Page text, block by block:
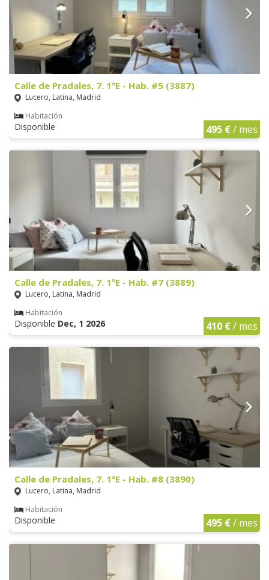
Calle de Pradales, 7. 1ºE - Hab. #5 (3887)
Lucero, Latina, Madrid
Habitación
Disponible 495 €/ mes
Calle de Pradales, 7. 1ºE - Hab. #7 (3889)
Lucero, Latina, Madrid
Habitación
Disponible Dec, 1 2026 410 €/ mes
Calle de Pradales, 7. 1ºE - Hab. #8 (3890)
Lucero, Latina, Madrid
Habitación
Disponible 495 €/ mes